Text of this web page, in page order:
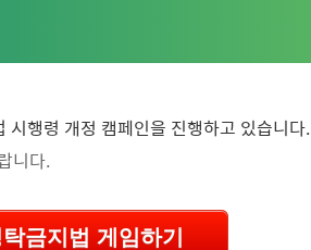
시행령 개정 캠페인을 진행하고 있습니다.
니다.
금지법 게임하기